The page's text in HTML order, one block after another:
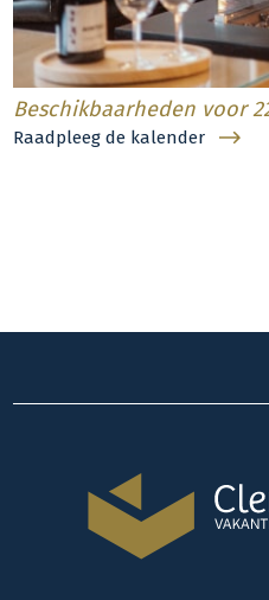
Beschikbaarheden voor
Raadpleeg de kalender